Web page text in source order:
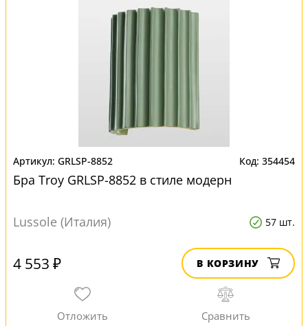
GRLSP-8852 354454
Бра Troy GRLSP-8852 в стиле модерн
Lussole (Италия) 57 шт.
4 553 ₽ В КОРЗИНУ